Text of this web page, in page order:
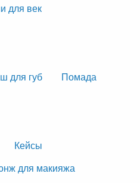
для век
для губ
Помада
Кейсы
для макияжа